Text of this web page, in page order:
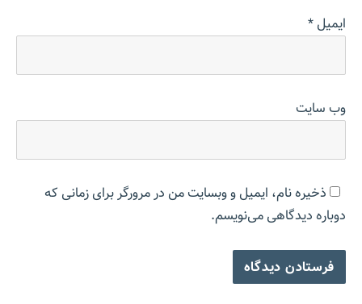
ایمیل*
وب‌ سایت
ذخیره نام، ایمیل و وبسایت من در مرورگر برای زمانی که
دوباره دیدگاهی می‌نویسم.